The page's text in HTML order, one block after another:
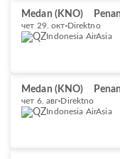
Medan (KNO)
чет 29. окт Direktno
Indonesia AirAsia
Medan (KNO)
чет 6. авг Direktno
Indonesia AirAsia